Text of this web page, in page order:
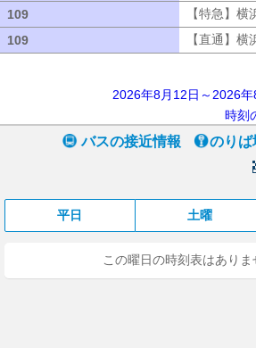
109
【特急】横
109
【直通】横
2026年8月12日～2026
時刻
バスの接近情報 のりば
平日 土曜
この曜日の時刻表はありま